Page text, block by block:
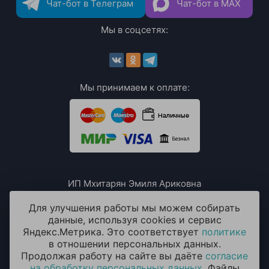
Чат-бот в Телеграм Чат-бот в MAX
Мы в соцсетях:
Мы принимаем к оплате:
ИП Мхитарян Эмиля Ариковна
ИНН: 771385063807
ОГРН / ОГРНИП: 319508100076230
Для улучшения работы мы можем собирать
данные, используя cookies и сервис
Яндекс.Метрика. Это соответствует политике
в отношении персональных данных.
Продолжая работу на сайте вы даёте согласие